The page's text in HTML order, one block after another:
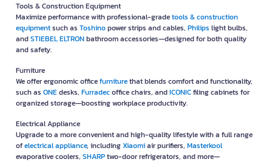
Tools & Construction Equipment
Maximize performance with professional-gradetools & construction
equipmentsuch as Toshinopower strips and cables, Philips light bulbs,
andSTIEBEL ELTRONbathroom accessories—designed for both quality
and safety.
Furniture
We offer ergonomic officefurniturethat blends comfort and functionality,
such as ONEdesks, Furradecoffice chairs, andICONICfiling cabinets for
organized storage—boosting workplace productivity.
Electrical Appliance
Upgrade to a more convenient and high-quality lifestyle with a full range
ofelectrical appliance, includingXiaomiair purifiers, Masterkool
evaporative coolers, SHARPtwo-door refrigerators, and more—